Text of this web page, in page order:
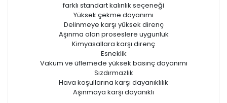
farklı standart kalınlık seçeneği
Yüksek çekme dayanımı
Delinmeye karşı yüksek direnç
Aşınma olan proseslere uygunluk
Kimyasallara karşı direnç
Esneklik
Vakum ve üfIemede yüksek basınç dayanımı
Sızdırmazlık
Hava koşullarına karşı dayanıklılık
Aşınmaya karşı dayanıklı